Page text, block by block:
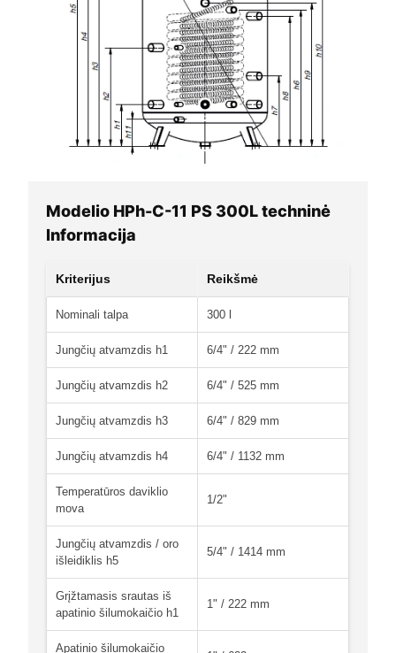
Modelio HPh-C-11 PS 300L techninė
Informacija
Kriterijus Reikšmė
Nominali talpa 300 l
Jungčių atvamzdis h1 6/4" / 222 mm
Jungčių atvamzdis h2 6/4" / 525 mm
Jungčių atvamzdis h3 6/4" / 829 mm
Jungčių atvamzdis h4 6/4" / 1132 mm
Temperatūros daviklio
mova
1/2"
Jungčių atvamzdis / oro
išleidiklis h5
5/4" / 1414 mm
Grįžtamasis srautas iš
apatinio šilumokaičio h1
1" / 222 mm
Apatinio šilumokaičio